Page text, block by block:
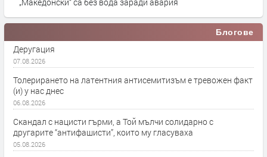
Блогове
Деругация
07.08.2026
Толерирането на латентния антисемитизъм е тревожен факт
(и) у нас днес
06.08.2026
Скандал с нацисти гърми, а Той мълчи солидарно с
другарите “антифашисти”, които му гласуваха
05.08.2026